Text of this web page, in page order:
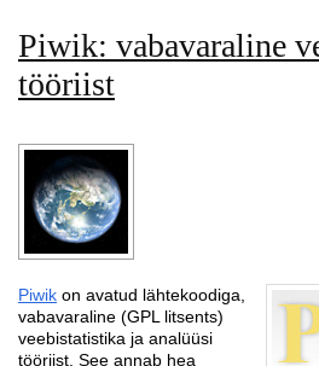
Piwik: vabavaraline
tööriist
Piwik on avatud lähtekoodiga,
vabavaraline (GPL litsents)
veebistatistika ja analüüsi
tööriist. See annab hea